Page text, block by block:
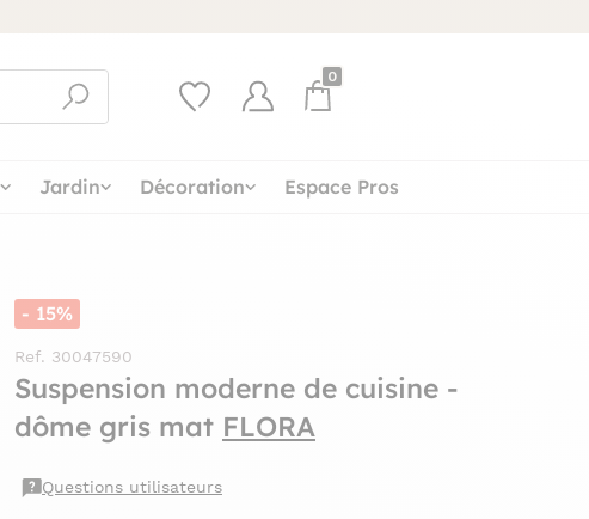
0
Jardin Décoration Espace Pros
- 15%
Ref. 30047590
Suspension moderne de cuisine -
dôme gris mat FLORA
Questions utilisateurs